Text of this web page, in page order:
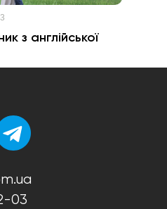
з англійської
03